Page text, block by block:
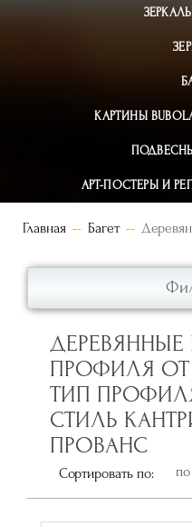
КАРТИНЫ
АРТ-ПОСТЕРЫ И
Главная Багет
ДЕРЕВЯННЫЕ
ПРОФИЛЯ ОТ
ТИП
СТИЛЬ
ПРОВАНС
Сортировать по: